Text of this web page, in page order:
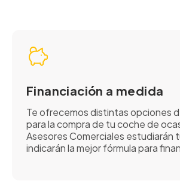
Financiación a medida
Te ofrecemos distintas opciones
para la compra de tu coche de
Asesores Comerciales estudiarán
indicarán la mejor fórmula para